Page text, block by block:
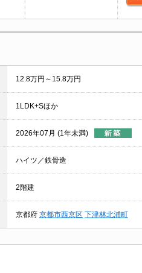
12.8万円～15.8万円
1LDK+Sほか
2026年07月 (1年未満)
ハイツ／鉄骨造
2階建
京都府 京都市西京区 下津林北浦町